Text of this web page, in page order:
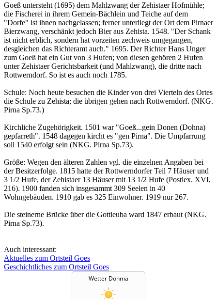
Goeß untersteht (1695) dem Mahlzwang der Zehistaer Hofmühle;
die Fischerei in ihrem Gemein-Bächlein und Teiche auf dem
"Dorfe" ist ihnen nachgelassen; ferner unterliegt der Ort dem Pirnaer
Bierzwang, verschänkt jedoch Bier aus Zehista. 1548. "Der Schank
ist nicht erblich, sondern hat vorzeiten zechweis umgegangen,
desgleichen das Richteramt auch." 1695. Der Richter Hans Unger
zum Goeß hat ein Gut von 3 Hufen; von diesen gehören 2 Hufen
unter Zehistaer Gerichtsbarkeit (und Mahlzwang), die dritte nach
Rottwerndorf. So ist es auch noch 1785.
Schule: Noch heute besuchen die Kinder von drei Vierteln des Ortes
die Schule zu Zehista; die übrigen gehen nach Rottwerndorf. (NKG.
Pirna Sp.73.)
Kirchliche Zugehörigkeit. 1501 war "Goeß...gein Donen (Dohna)
gepfarreth". 1548 dagegen kircht es "gen Pirna". Die Umpfarrung
soll 1540 erfolgt sein (NKG. Pirna Sp.73).
Größe: Wegen den älteren Zahlen vgl. die einzelnen Angaben bei
der Besitzerfolge. 1815 hatte der Rottwerndorfer Teil 7 Häuser und
3 1/2 Hufe, der Zehistaer 13 Häuser mit 13 1/2 Hufe (Postlex. XVI,
216). 1900 fanden sich insgesammt 309 Seelen in 40
Wohngebäuden. 1910 gab es 325 Einwohner. 1919 nur 267.
Die steinerne Brücke über die Gottleuba ward 1847 erbaut (NKG.
Pirna Sp.73).
Auch interessant:
Aktuelles zum Ortsteil Goes
Geschichtliches zum Ortsteil Goes
Wetter Dohma